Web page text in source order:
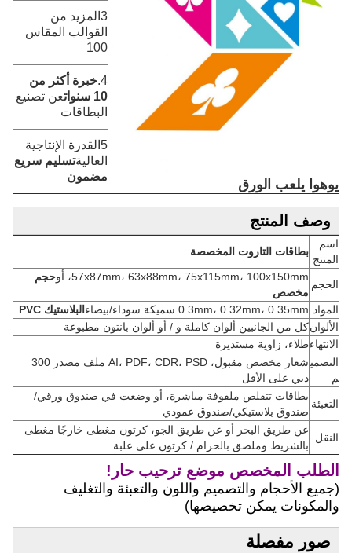
يوهوا يلعب الورق
3المزيد من
القوالب المقاس
100
4. خبرة أكثر من
10 سنوات
عن تصنيع
البطاقات
5القدرة الإنتاجية
العاليةتسليم سريع
مضمون
وصف المنتج
اسم
المنتج
بطاقات التاروت المخصصة
الحجم
57x87mm، 63x88mm، 75x115mm، 100x150mm، أو
حجم
مخصص
المواد 0.3mm، 0.32mm، 0.35mm سميكة سوداء/بيضاء
البلاستيك PVC
الألوانكل من الجانبين ألوان كاملة و / أو ألوان بانتون مطبوعة
الانتهاءطلاء، زاوية مستديرة
التصمي
م
شعار مخصص مقبول، AI، PDF، CDR، PSD ملف مصدر 300
دبي على الأقل
التعبئة
بطاقات تتقلص ملفوفة مباشرة، أو وضعت في صندوق ورقي/
صندوق بلاستيكي/صندوق عمودي
النقل
عن طريق البحر أو عن طريق الجو، كرتون مغطى خارجًا مغطى
بالشريط وملصق بالحزام / كرتون على علبة
الطلب المخصص موضع ترحيب حار!
(جميع الأحجام والتصميم واللون والتعبئة والتغليف
والمكونات يمكن تخصيصها)
صور مفصلة